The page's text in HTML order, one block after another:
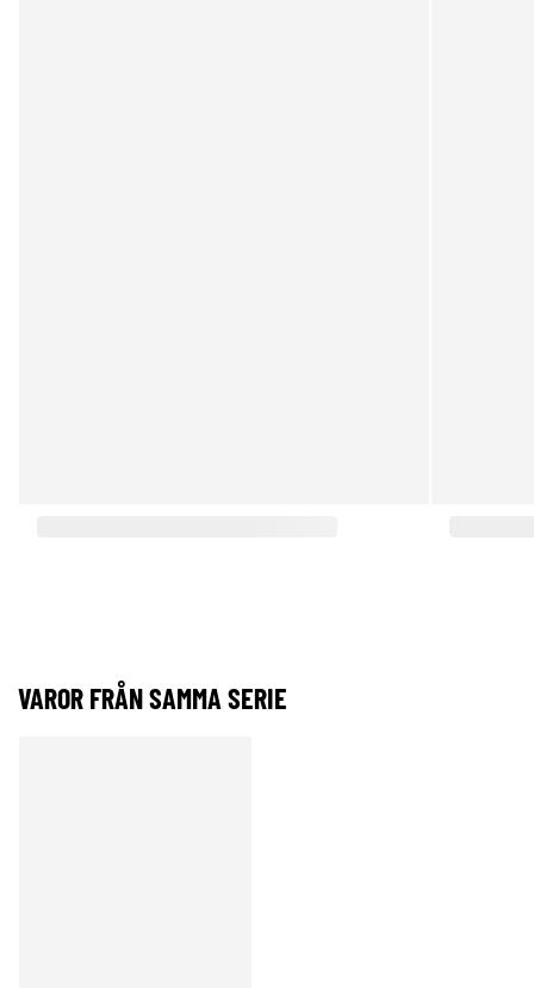
VAROR FRÅN SAMMA SERIE